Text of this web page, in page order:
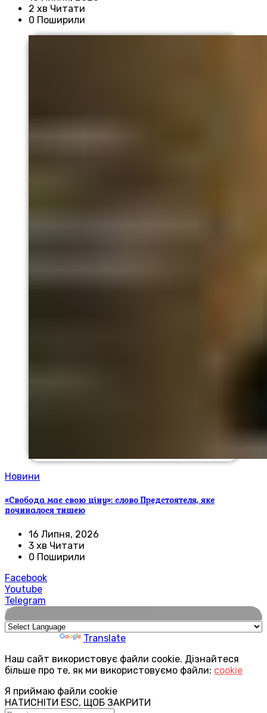
2 хв Читати
0 Поширили
Новини
«Свобода має свою ціну»: слово Предстоятеля, яке
починалося тишею
16 Липня, 2026
3 хв Читати
0 Поширили
Facebook
Youtube
Telegram
🌍
Translate
Наш сайт використовує файли cookie. Дізнайтеся
більше про те, як ми використовуємо файли: cookie
Я приймаю файли cookie
НАТИСНІТИ ESC, ЩОБ ЗАКРИТИ